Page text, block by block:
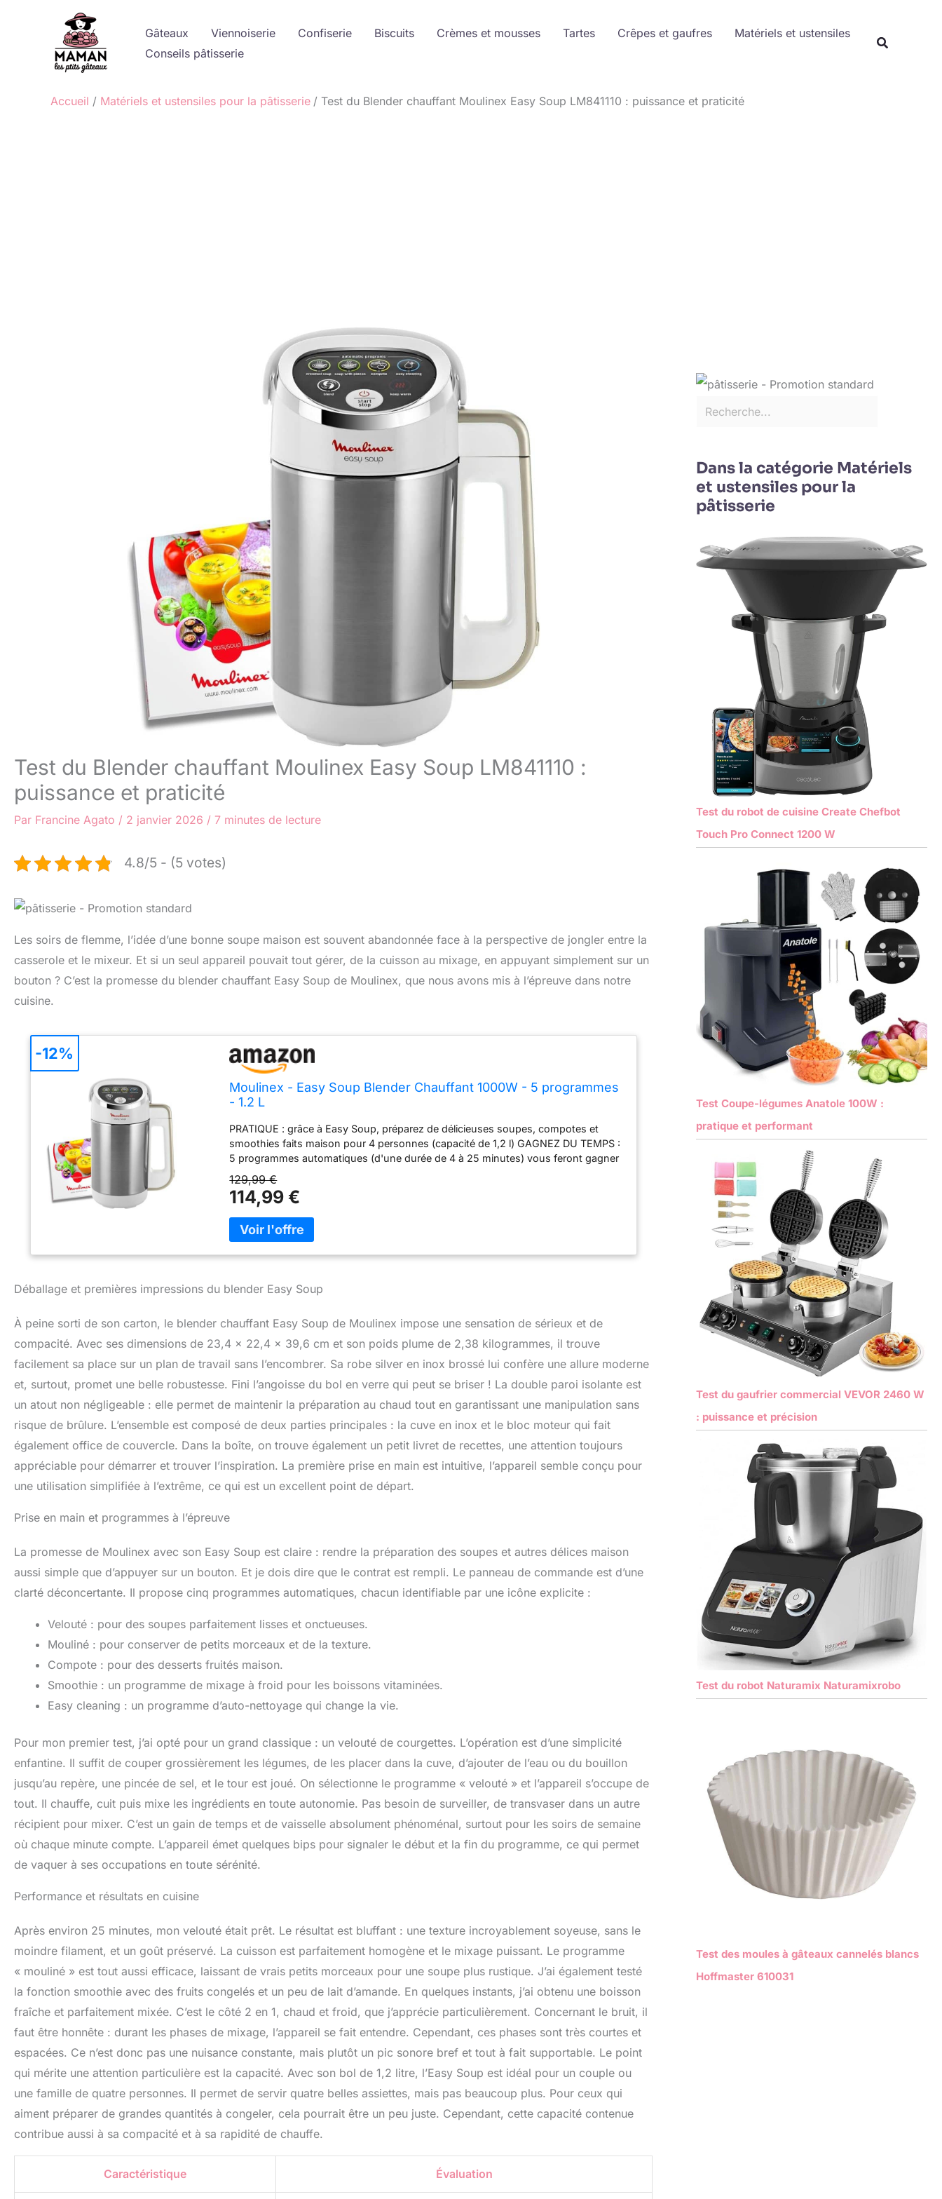
Gâteaux Viennoiserie Confiserie Biscuits Crèmes et mousses Tartes Crêpes et gaufres
Matériels et ustensiles
Conseils pâtisserie
Accueil Matériels et ustensiles pour la pâtisserie Test du Blender chauffant Moulinex Easy Soup LM841110 : puissance et praticité
Test du Blender chauffant Moulinex Easy Soup LM841110 :
puissance et praticité
Par Francine Agato / 2 janvier 2026 / 7 minutes de lecture
4.8/5 - (5 votes)
Les soirs de flemme, l’idée d’une bonne soupe maison est souvent abandonnée face à la perspective de jongler entre la
casserole et le mixeur. Et si un seul appareil pouvait tout gérer, de la cuisson au mixage, en appuyant simplement sur un
bouton ? C’est la promesse du blender chauffant Easy Soup de Moulinex, que nous avons mis à l’épreuve dans notre
cuisine.
Moulinex - Easy Soup Blender Chauffant 1000W - 5 programmes
- 1.2 L
PRATIQUE : grâce à Easy Soup, préparez de délicieuses soupes, compotes et
smoothies faits maison pour 4 personnes (capacité de 1,2 l) GAGNEZ DU TEMPS :
5 programmes automatiques (d'une durée de 4 à 25 minutes) vous feront gagner
du temps en cuisine en vous permettant de préparer des soupes onctueuses, des
soupes avec morceaux, des compotes et des smoothies INTERFACE INTUITIVE :
En deux clics, votre machine à soupe est prête à l'emploi CONFORTABLE : Grâce à
son isolation à double paroi, cette machine à soupe garde votre soupe au chaud
pendant 40 minutes une fois qu'elle est prête REPARABILITE 15 ANS AU JUSTE
6200 réparateurs dans le monde, pour contribuer à la protection de
mixent vos soupes et préparations à la perfection COMPACT : Grâce à son cordon
toutes les cuisines LIVRE DE RECETTES : 30 recettes pour commencer à préparer
desserts
129,99 €
114,99 €
-12%
Déballage et premières impressions du blender Easy Soup
À peine sorti de son carton, le blender chauffant Easy Soup de Moulinex impose une sensation de sérieux et de
compacité. Avec ses dimensions de 23,4 x 22,4 x 39,6 cm et son poids plume de 2,38 kilogrammes, il trouve
facilement sa place sur un plan de travail sans l’encombrer. Sa robe silver en inox brossé lui confère une allure moderne
et, surtout, promet une belle robustesse. Fini l’angoisse du bol en verre qui peut se briser ! La double paroi isolante est
un atout non négligeable : elle permet de maintenir la préparation au chaud tout en garantissant une manipulation sans
risque de brûlure. L’ensemble est composé de deux parties principales : la cuve en inox et le bloc moteur qui fait
également office de couvercle. Dans la boîte, on trouve également un petit livret de recettes, une attention toujours
appréciable pour démarrer et trouver l’inspiration. La première prise en main est intuitive, l’appareil semble conçu pour
une utilisation simplifiée à l’extrême, ce qui est un excellent point de départ.
Prise en main et programmes à l’épreuve
La promesse de Moulinex avec son Easy Soup est claire : rendre la préparation des soupes et autres délices maison
aussi simple que d’appuyer sur un bouton. Et je dois dire que le contrat est rempli. Le panneau de commande est d’une
clarté déconcertante. Il propose cinq programmes automatiques, chacun identifiable par une icône explicite :
Velouté : pour des soupes parfaitement lisses et onctueuses.
Mouliné : pour conserver de petits morceaux et de la texture.
Compote : pour des desserts fruités maison.
Smoothie : un programme de mixage à froid pour les boissons vitaminées.
Easy cleaning : un programme d’auto-nettoyage qui change la vie.
Pour mon premier test, j’ai opté pour un grand classique : un velouté de courgettes. L’opération est d’une simplicité
enfantine. Il suffit de couper grossièrement les légumes, de les placer dans la cuve, d’ajouter de l’eau ou du bouillon
jusqu’au repère, une pincée de sel, et le tour est joué. On sélectionne le programme « velouté » et l’appareil s’occupe de
tout. Il chauffe, cuit puis mixe les ingrédients en toute autonomie. Pas besoin de surveiller, de transvaser dans un autre
récipient pour mixer. C’est un gain de temps et de vaisselle absolument phénoménal, surtout pour les soirs de semaine
où chaque minute compte. L’appareil émet quelques bips pour signaler le début et la fin du programme, ce qui permet
de vaquer à ses occupations en toute sérénité.
Performance et résultats en cuisine
Après environ 25 minutes, mon velouté était prêt. Le résultat est bluffant : une texture incroyablement soyeuse, sans le
moindre filament, et un goût préservé. La cuisson est parfaitement homogène et le mixage puissant. Le programme
« mouliné » est tout aussi efficace, laissant de vrais petits morceaux pour une soupe plus rustique. J’ai également testé
la fonction smoothie avec des fruits congelés et un peu de lait d’amande. En quelques instants, j’ai obtenu une boisson
fraîche et parfaitement mixée. C’est le côté 2 en 1, chaud et froid, que j’apprécie particulièrement. Concernant le bruit, il
faut être honnête : durant les phases de mixage, l’appareil se fait entendre. Cependant, ces phases sont très courtes et
espacées. Ce n’est donc pas une nuisance constante, mais plutôt un pic sonore bref et tout à fait supportable. Le point
qui mérite une attention particulière est la capacité. Avec son bol de 1,2 litre, l’Easy Soup est idéal pour un couple ou
une famille de quatre personnes. Il permet de servir quatre belles assiettes, mais pas beaucoup plus. Pour ceux qui
aiment préparer de grandes quantités à congeler, cela pourrait être un peu juste. Cependant, cette capacité contenue
contribue aussi à sa compacité et à sa rapidité de chauffe.
Caractéristique Évaluation
Dans la catégorie Matériels
et ustensiles pour la
pâtisserie
Test du robot de cuisine Create Chefbot
Touch Pro Connect 1200 W
Test Coupe-légumes Anatole 100W :
pratique et performant
Test du gaufrier commercial VEVOR 2460 W
: puissance et précision
Test du robot Naturamix Naturamixrobo
Test des moules à gâteaux cannelés blancs
Hoffmaster 610031